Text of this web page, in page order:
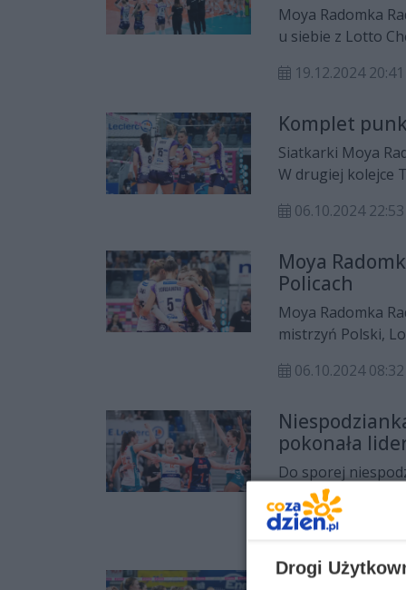
Moya Radomka
u siebie z Lotto
19.12.2024 20:41
Komplet
Siatkarki Moya
W drugiej kolejce
06.10.2024 22:53
Moya
Policach
Moya Radomka
mistrzyń Polski,
06.10.2024 08:32
pokonała
Do sporej
pokonała lidera
breaku! Świetny
Jakub Głuszak.
21.01.2024 22:57
Moya
Drogi